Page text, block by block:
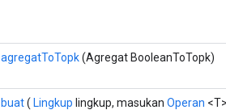
agregatToTopk(Agregat BooleanToTopk)
buat( Lingkup lingkup, masukan Operan